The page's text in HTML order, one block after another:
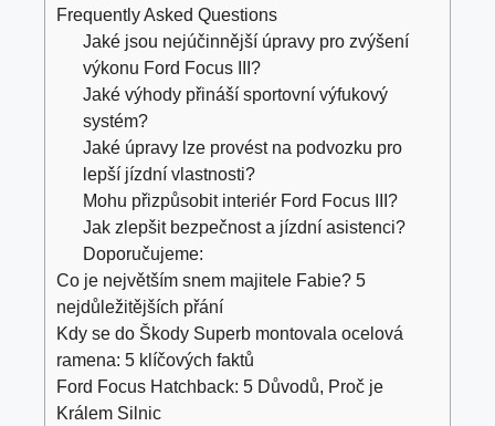
Frequently Asked Questions
Jaké jsou nejúčinnější úpravy pro zvýšení
výkonu Ford Focus III?
Jaké výhody přináší sportovní výfukový
systém?
Jaké úpravy lze provést na podvozku pro
lepší jízdní vlastnosti?
Mohu přizpůsobit interiér Ford Focus III?
Jak zlepšit bezpečnost a jízdní asistenci?
Doporučujeme:
Co je největším snem majitele Fabie? 5
nejdůležitějších přání
Kdy se do Škody Superb montovala ocelová
ramena: 5 klíčových faktů
Ford Focus Hatchback: 5 Důvodů, Proč je
Králem Silnic